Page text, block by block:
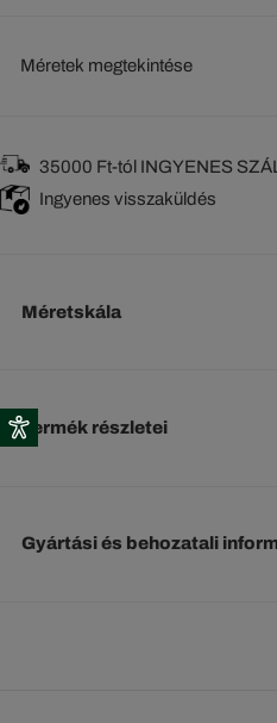
Méretek megtekintése
35000 Ft-tól INGYENES
Ingyenes visszaküldés
Méretskála
Termék részletei
Gyártási és behozatali